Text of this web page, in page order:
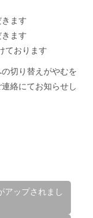
ます
ます
ております
切り替えがやむを
絡にてお知らせし
アップされまし